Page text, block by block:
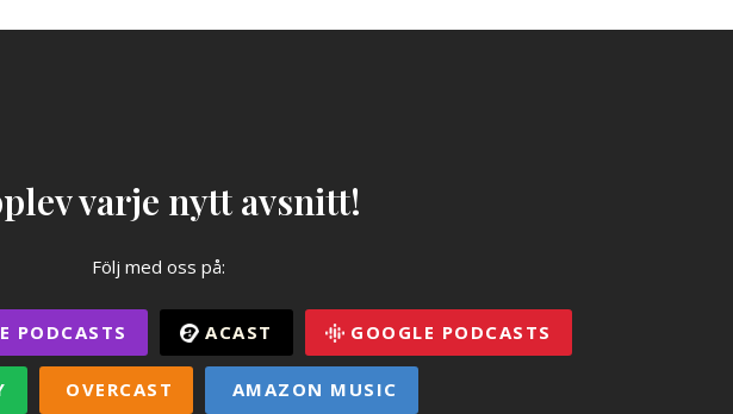
varje nytt avsnitt!
Följ med oss på:
PODCASTS ACAST GOOGLE PODCASTS
OVERCAST AMAZON MUSIC